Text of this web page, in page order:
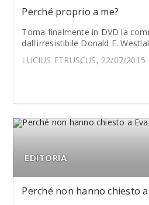
Perché proprio a me?
Torna finalmente in DVD la
dall'irresistibile Donald E.
LUCIUS ETRUSCUS, 22/07/2015
EDITORIA
Perché non hanno chiesto a